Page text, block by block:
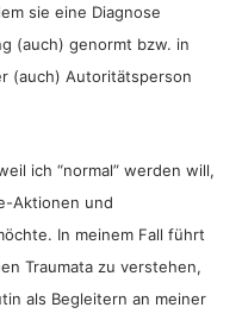
sie eine Diagnose
(auch) genormt bzw. in
(auch) Autoritätsperson
ich “normal” werden will,
Aktionen und
In meinem Fall führt
Traumata zu verstehen,
als Begleitern an meiner